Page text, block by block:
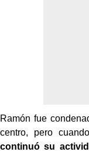
Ramón fue
centro, pero
continuó su